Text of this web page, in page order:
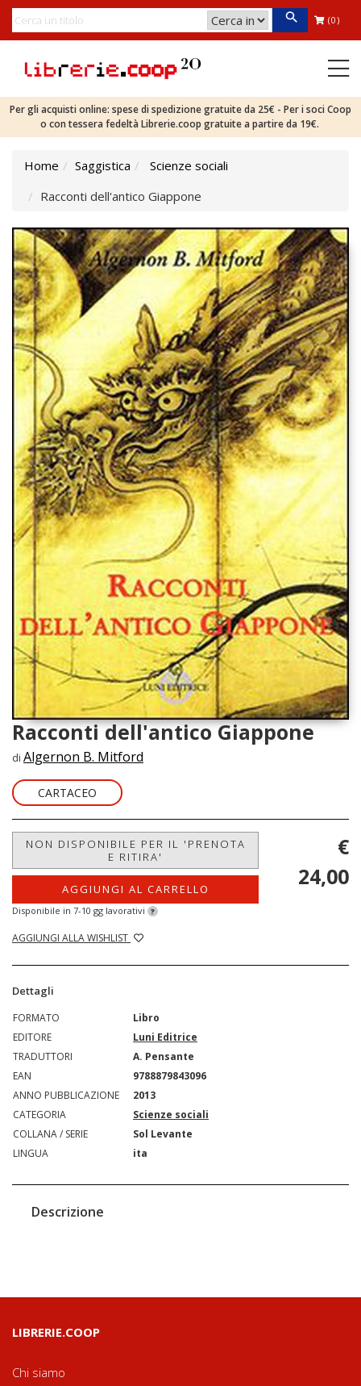
(0)
Per gli acquisti online: spese di spedizione gratuite da 25€ - Per i soci Coop
o con tessera fedeltà Librerie.coop gratuite a partire da 19€.
Home Saggistica
Scienze sociali
Racconti dell'antico Giappone
Racconti dell'antico Giappone
di Algernon B. Mitford
CARTACEO
NON DISPONIBILE PER IL 'PRENOTA
E RITIRA'
AGGIUNGI AL CARRELLO
Disponibile in 7-10 gg lavorativi ?
AGGIUNGI ALLA WISHLIST
€
24,00
Dettagli
FORMATO
Libro
EDITORE
Luni Editrice
TRADUTTORI
A. Pensante
EAN
9788879843096
ANNO PUBBLICAZIONE
2013
CATEGORIA
Scienze sociali
COLLANA / SERIE
Sol Levante
LINGUA
ita
Descrizione
LIBRERIE.COOP
Chi siamo